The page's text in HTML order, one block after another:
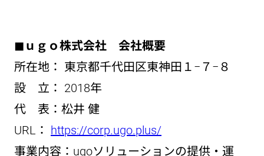
◼︎ｕｇｏ株式会社 会社概要
所在地： 東京都千代田区東神田１−７−８
設 立： 2018年
代 表：松井 健
URL： https://corp.ugo.plus/
事業内容：ugoソリューションの提供・運